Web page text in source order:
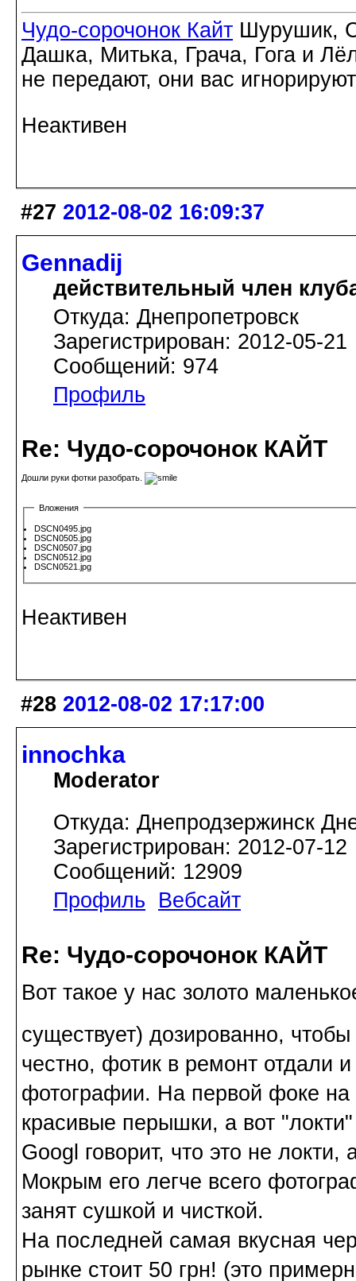
Чудо-сорочонок Кайт Шурушик,
Дашка, Митька, Грача, Гога и
не передают, они вас игнорируют
Неактивен
#27 2012-08-02 16:09:37
Gennadij
действительный член
Откуда: Днепропетровск
Зарегистрирован: 2012-05-21
Сообщений: 974
Профиль
Re: Чудо-сорочонок КАЙТ
Дошли руки фотки разобрать.
Вложения
DSCN0495.jpg
DSCN0505.jpg
DSCN0507.jpg
DSCN0512.jpg
DSCN0521.jpg
Неактивен
#28 2012-08-02 17:17:00
innochka
Moderator
Откуда: Днепродзержинск
Зарегистрирован: 2012-07-12
Сообщений: 12909
Профиль
Вебсайт
Re: Чудо-сорочонок КАЙТ
Вот такое у нас золото
существует) дозированно,
честно, фотик в ремонт отдали
фотографии. На первой фоке на
красивые перышки, а вот
Googl говорит, что это не
Мокрым его легче всего
занят сушкой и чисткой.
На последней самая вкусная
рынке стоит 50 грн! (это